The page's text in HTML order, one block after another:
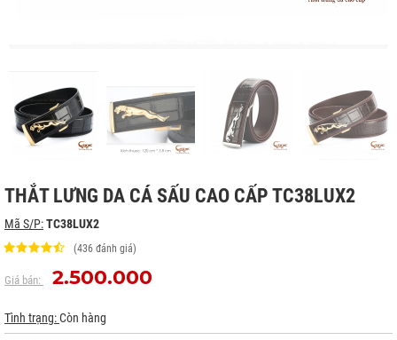
THẮT LƯNG DA CÁ SẤU CAO CẤP TC38LUX2
Mã S/P:TC38LUX2
(436 đánh giá)
Giá bán: 2.500.000
Tình trạng:Còn hàng